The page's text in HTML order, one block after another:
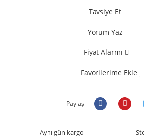
Tavsiye Et
Yorum Yaz
Fiyat Alarmı
Favorilerime Ekle
Paylaş
Aynı gün kargo